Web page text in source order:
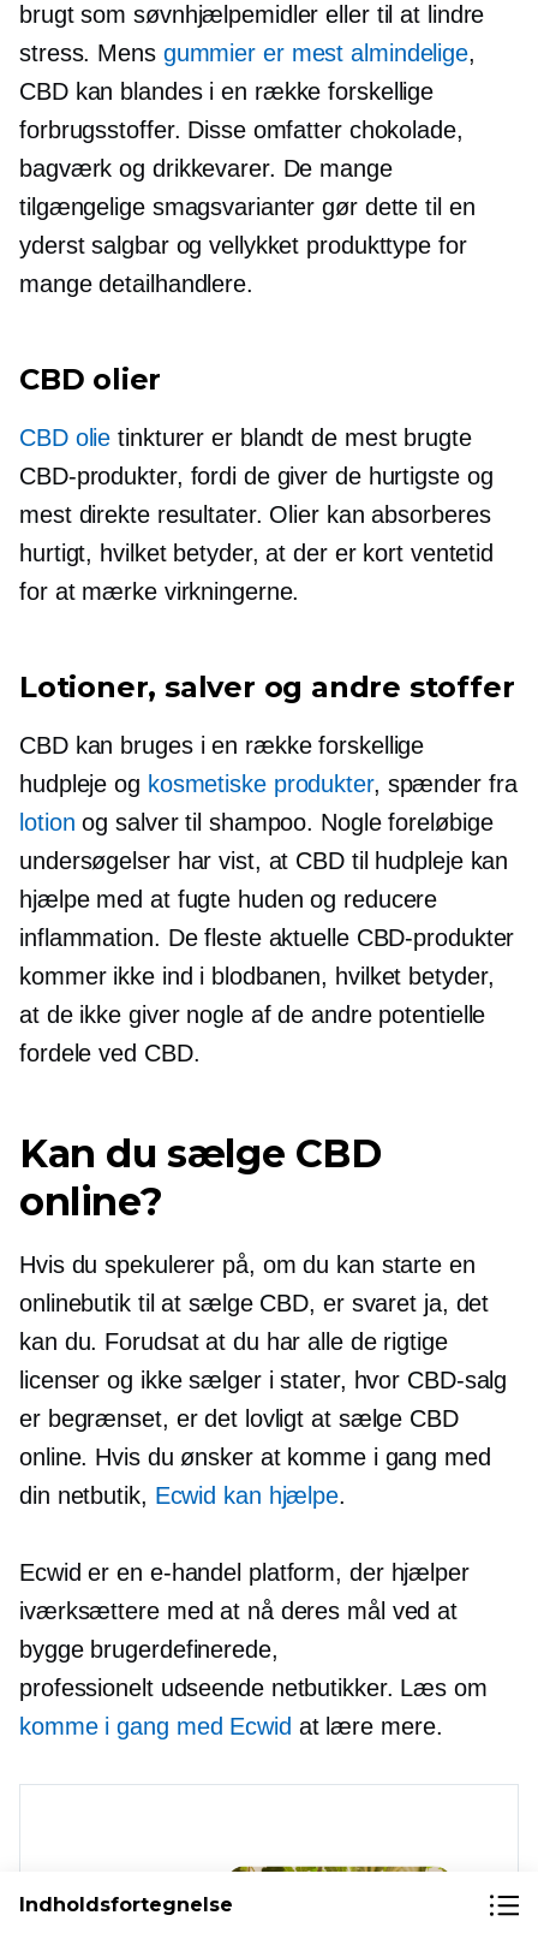
brugt som søvnhjælpemidler eller til at lindre
stress. Mens gummier er mest almindelige,
CBD kan blandes i en række forskellige
forbrugsstoffer. Disse omfatter chokolade,
bagværk og drikkevarer. De mange
tilgængelige smagsvarianter gør dette til en
yderst salgbar og vellykket produkttype for
mange detailhandlere.
CBD olier
CBD olie tinkturer er blandt de mest brugte
CBD-produkter, fordi de giver de hurtigste og
mest direkte resultater. Olier kan absorberes
hurtigt, hvilket betyder, at der er kort ventetid
for at mærke virkningerne.
Lotioner, salver og andre stoffer
CBD kan bruges i en række forskellige
hudpleje og kosmetiske produkter, spænder fra
lotion og salver til shampoo. Nogle foreløbige
undersøgelser har vist, at CBD til hudpleje kan
hjælpe med at fugte huden og reducere
inflammation. De fleste aktuelle CBD-produkter
kommer ikke ind i blodbanen, hvilket betyder,
at de ikke giver nogle af de andre potentielle
fordele ved CBD.
Kan du sælge CBD
online?
Hvis du spekulerer på, om du kan starte en
onlinebutik til at sælge CBD, er svaret ja, det
kan du. Forudsat at du har alle de rigtige
licenser og ikke sælger i stater, hvor CBD-salg
er begrænset, er det lovligt at sælge CBD
online. Hvis du ønsker at komme i gang med
din netbutik, Ecwid kan hjælpe.
Ecwid er en e-handel platform, der hjælper
iværksættere med at nå deres mål ved at
bygge brugerdefinerede,
professionelt udseendenetbutikker. Læs om
komme i gang med Ecwid at lære mere.
Indholdsfortegnelse